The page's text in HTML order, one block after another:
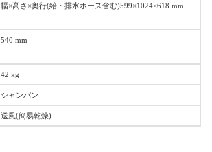
幅×高さ×奥行(給・排水ホース含む)599×1024×618 mm
540 mm
42 kg
シャンパン
送風(簡易乾燥)